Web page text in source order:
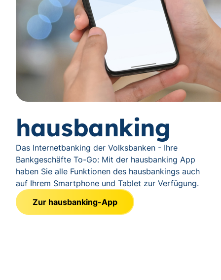
hausbanking
Das Internetbanking der Volksbanken - Ihre
Bankgeschäfte To-Go: Mit der hausbanking App
haben Sie alle Funktionen des hausbankings auch
auf Ihrem Smartphone und Tablet zur Verfügung.
Zur hausbanking-App